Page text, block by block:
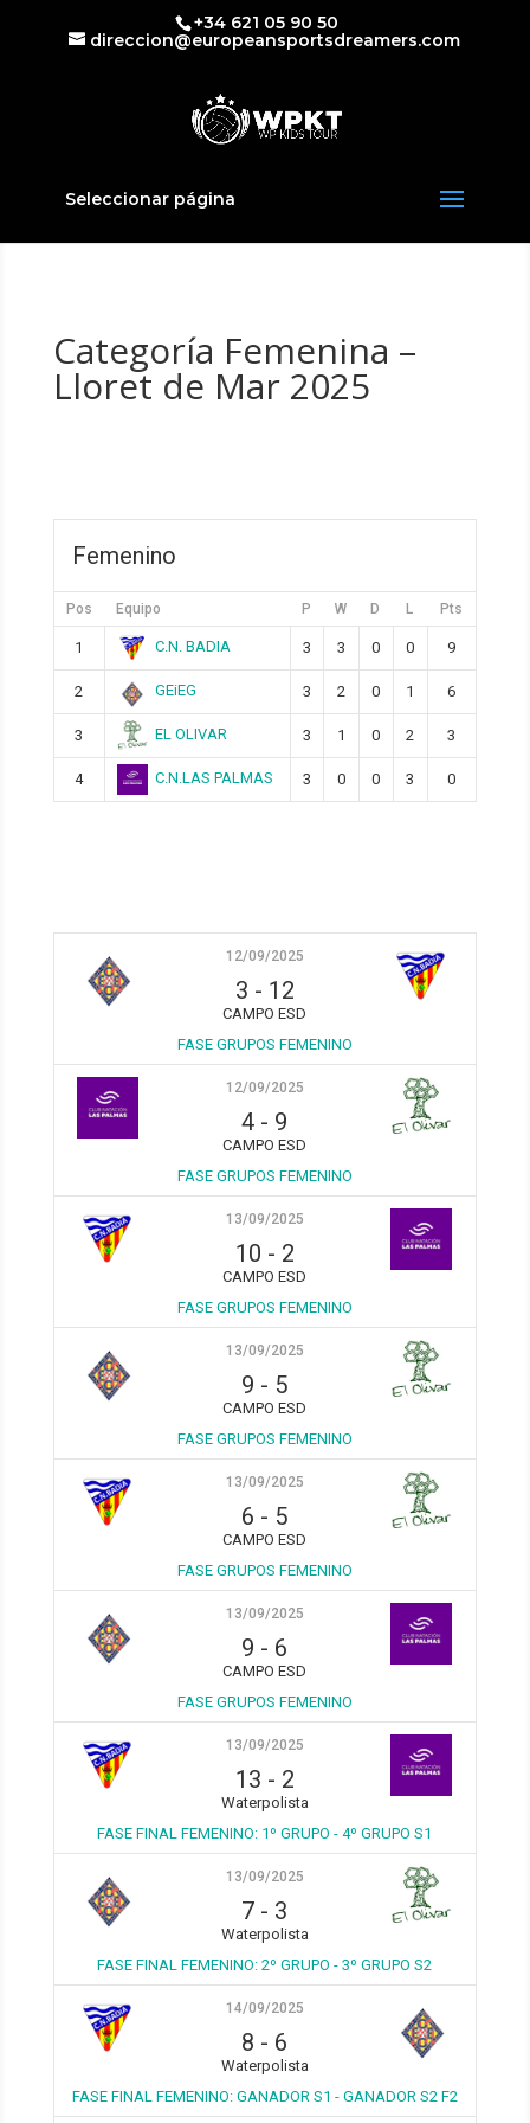
+34 621 05 90 50
direccion@europeansportsdreamers.com
Seleccionar página
Categoría Femenina –
Lloret de Mar 2025
Femenino
Pos Equipo P W D L Pts
1 C.N. BADIA 3 3 0 0 9
2 GEiEG 3 2 0 1 6
3 EL OLIVAR 3 1 0 2 3
4 C.N.LAS PALMAS 3 0 0 3 0
12/09/2025
3 - 12
CAMPO ESD
FASE GRUPOS FEMENINO
12/09/2025
4 - 9
CAMPO ESD
FASE GRUPOS FEMENINO
13/09/2025
10 - 2
CAMPO ESD
FASE GRUPOS FEMENINO
13/09/2025
9 - 5
CAMPO ESD
FASE GRUPOS FEMENINO
13/09/2025
6 - 5
CAMPO ESD
FASE GRUPOS FEMENINO
13/09/2025
9 - 6
CAMPO ESD
FASE GRUPOS FEMENINO
13/09/2025
13 - 2
Waterpolista
FASE FINAL FEMENINO: 1º GRUPO - 4º GRUPO S1
13/09/2025
7 - 3
Waterpolista
FASE FINAL FEMENINO: 2º GRUPO - 3º GRUPO S2
14/09/2025
8 - 6
Waterpolista
FASE FINAL FEMENINO: GANADOR S1 - GANADOR S2 F2